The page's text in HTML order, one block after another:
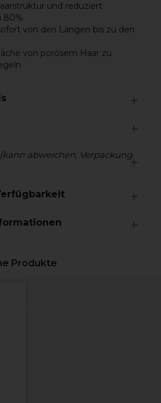
und reduziert
80%
von den Längen bis zu den
von porösem Haar zu
(kann abweichen, Verpackung
Produkte